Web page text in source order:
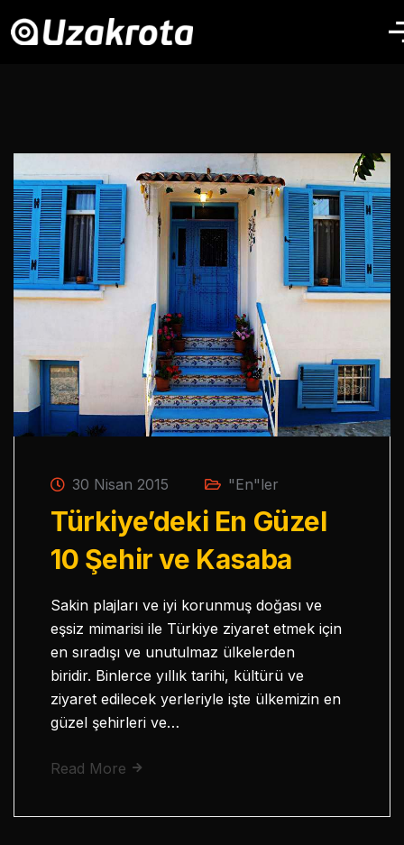
30 Nisan 2015 "En"ler
Türkiye’deki En Güzel
10 Şehir ve Kasaba
Sakin plajları ve iyi korunmuş doğası ve
eşsiz mimarisi ile Türkiye ziyaret etmek için
en sıradışı ve unutulmaz ülkelerden
biridir. Binlerce yıllık tarihi, kültürü ve
ziyaret edilecek yerleriyle işte ülkemizin en
güzel şehirleri ve…
Read More